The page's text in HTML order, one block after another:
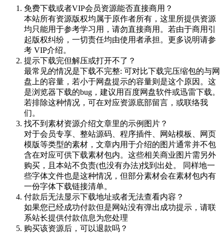
免费下载或者VIP会员资源能否直接商用？
本站所有资源版权均属于原作者所有，这里所提供资源
均只能用于参考学习用，请勿直接商用。若由于商用引
起版权纠纷，一切责任均由使用者承担。更多说明请参
考 VIP介绍。
提示下载完但解压或打开不了？
最常见的情况是下载不完整: 可对比下载完压缩包的与网
盘上的容量，若小于网盘提示的容量则是这个原因。这
是浏览器下载的bug，建议用百度网盘软件或迅雷下载。
若排除这种情况，可在对应资源底部留言，或联络我
们。
找不到素材资源介绍文章里的示例图片？
对于会员专享、整站源码、程序插件、网站模板、网页
模版等类型的素材，文章内用于介绍的图片通常并不包
含在对应可供下载素材包内。这些相关商业图片需另外
购买，且本站不负责(也没有办法)找到出处。 同样地一
些字体文件也是这种情况，但部分素材会在素材包内有
一份字体下载链接清单。
付款后无法显示下载地址或者无法查看内容？
如果您已经成功付款但是网站没有弹出成功提示，请联
系站长提供付款信息为您处理
购买该资源后，可以退款吗？